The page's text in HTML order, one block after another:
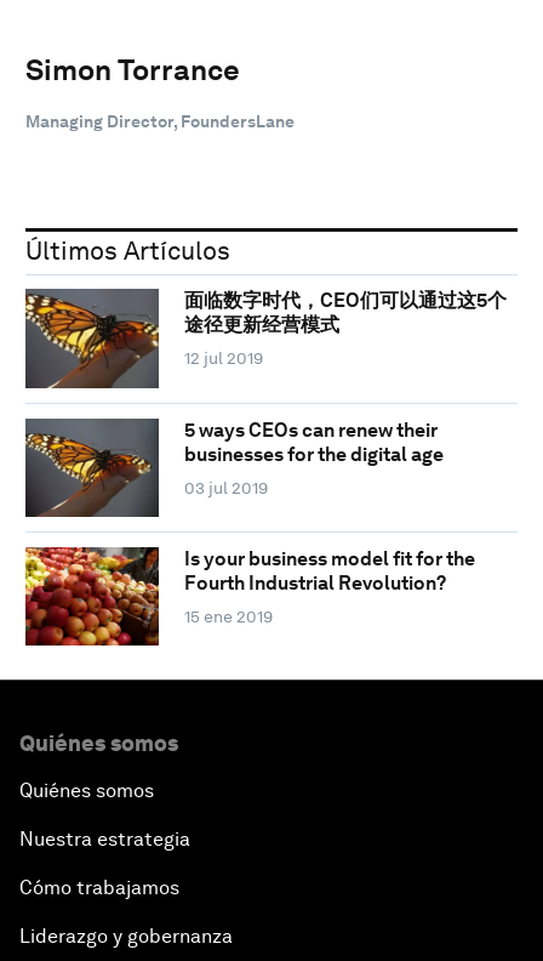
Simon Torrance
Managing Director, FoundersLane
Últimos Artículos
面临数字时代，CEO们可以通过这5个
途径更新经营模式
12 jul 2019
5 ways CEOs can renew their
businesses for the digital age
03 jul 2019
Is your business model fit for the
Fourth Industrial Revolution?
15 ene 2019
Quiénes somos
Quiénes somos
Nuestra estrategia
Cómo trabajamos
Liderazgo y gobernanza